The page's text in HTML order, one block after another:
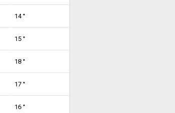
14 °
15 °
18 °
17 °
16 °